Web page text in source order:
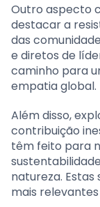
Outro aspecto
destacar a
das
e diretos de
caminho para
empatia global.
Além disso,
contribuição
têm feito para
natureza.
mais